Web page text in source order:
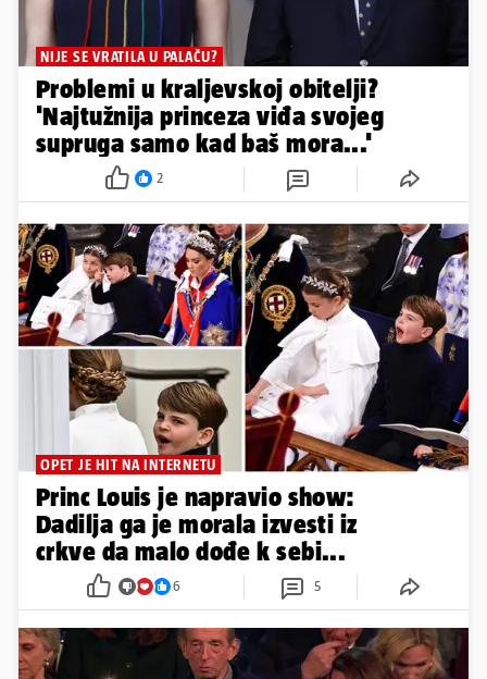
NIJE SE VRATILA U PALAČU?
Problemi u kraljevskoj obitelji?
'Najtužnija princeza viđa svojeg
supruga samo kad baš mora...'
2
OPET JE HIT NA INTERNETU
Princ Louis je napravio show:
Dadilja ga je morala izvesti iz
crkve da malo dođe k sebi...
6 5